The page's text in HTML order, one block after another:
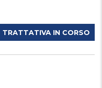
TRATTATIVA IN CORSO